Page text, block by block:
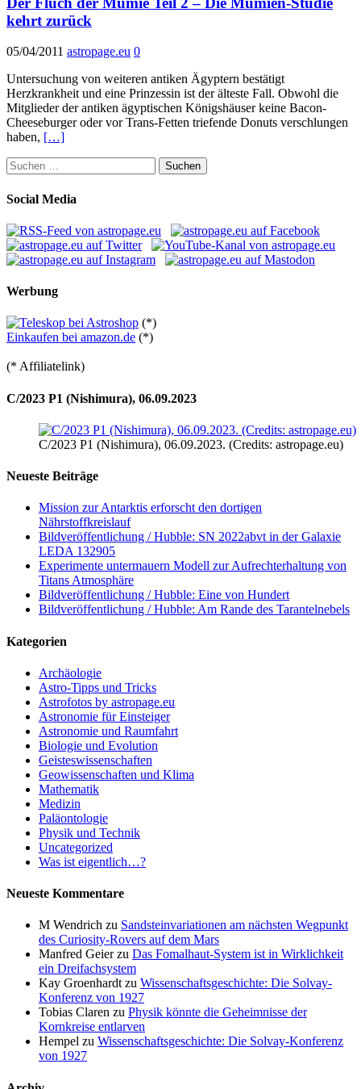
kehrt zurück
05/04/2011 astropage.eu 0
Untersuchung von weiteren antiken Ägyptern bestätigt
Herzkrankheit und eine Prinzessin ist der älteste Fall. Obwohl die
Mitglieder der antiken ägyptischen Königshäuser keine Bacon-
Cheeseburger oder vor Trans-Fetten triefende Donuts verschlungen
haben, […]
Suchen
nach:
Social Media
Werbung
(*)
Einkaufen bei amazon.de (*)
(* Affiliatelink)
C/2023 P1 (Nishimura), 06.09.2023
C/2023 P1 (Nishimura), 06.09.2023. (Credits: astropage.eu)
Neueste Beiträge
Mission zur Antarktis erforscht den dortigen
Nährstoffkreislauf
Bildveröffentlichung / Hubble: SN 2022abvt in der Galaxie
LEDA 132905
Experimente untermauern Modell zur Aufrechterhaltung von
Titans Atmosphäre
Bildveröffentlichung / Hubble: Eine von Hundert
Bildveröffentlichung / Hubble: Am Rande des Tarantelnebels
Kategorien
Archäologie
Astro-Tipps und Tricks
Astrofotos by astropage.eu
Astronomie für Einsteiger
Astronomie und Raumfahrt
Biologie und Evolution
Geisteswissenschaften
Geowissenschaften und Klima
Mathematik
Medizin
Paläontologie
Physik und Technik
Uncategorized
Was ist eigentlich…?
Neueste Kommentare
M Wendrich zu Sandsteinvariationen am nächsten Wegpunkt
des Curiosity-Rovers auf dem Mars
Manfred Geierzu Das Fomalhaut-System ist in Wirklichkeit
ein Dreifachsystem
Kay Groenhardtzu Wissenschaftsgeschichte: Die Solvay-
Konferenz von 1927
Tobias Claren zu Physik könnte die Geheimnisse der
Kornkreise entlarven
Hempel zu Wissenschaftsgeschichte: Die Solvay-Konferenz
von 1927